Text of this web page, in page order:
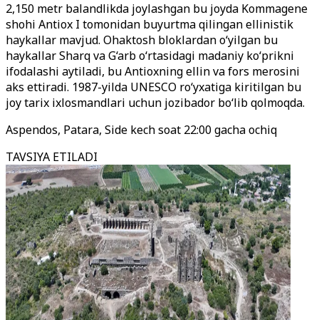
2,150 metr balandlikda joylashgan bu joyda Kommagene
shohi Antiox I tomonidan buyurtma qilingan ellinistik
haykallar mavjud. Ohaktosh bloklardan o‘yilgan bu
haykallar Sharq va G‘arb o‘rtasidagi madaniy ko‘prikni
ifodalashi aytiladi, bu Antioxning ellin va fors merosini
aks ettiradi. 1987-yilda UNESCO ro‘yxatiga kiritilgan bu
joy tarix ixlosmandlari uchun jozibador bo‘lib qolmoqda.
Aspendos, Patara, Side kech soat 22:00 gacha ochiq
TAVSIYA ETILADI